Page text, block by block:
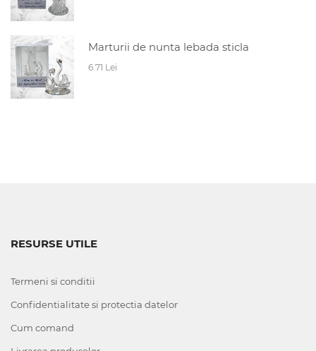
Marturii de nunta lebada sticla
6.71 Lei
RESURSE UTILE
Termeni si conditii
Confidentialitate si protectia datelor
Cum comand